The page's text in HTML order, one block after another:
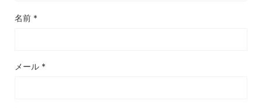
名前 *
メール *